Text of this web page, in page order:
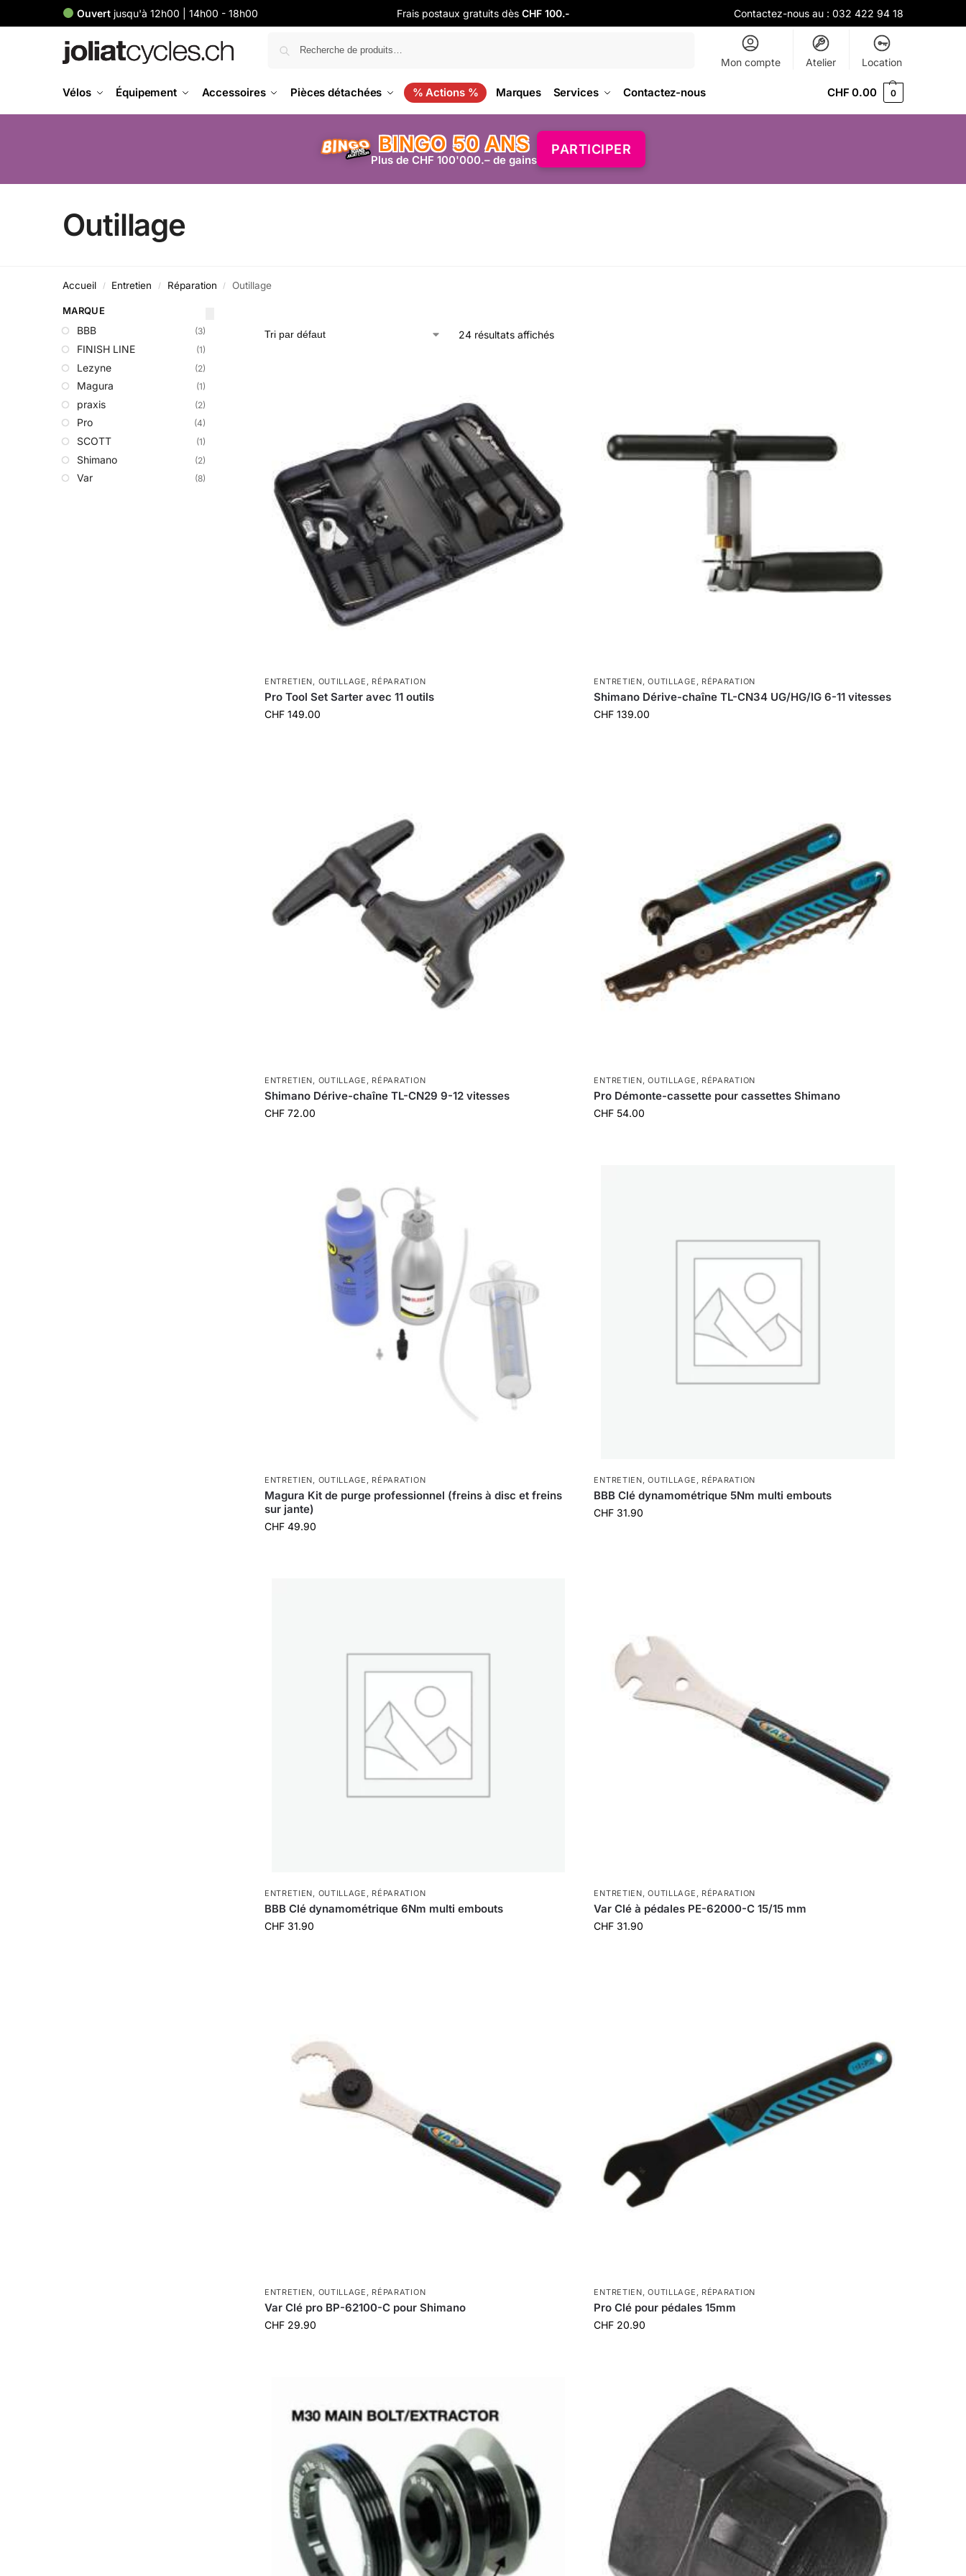
Ouvertjusqu'à 12h00 | 14h00 - 18h00 Frais postaux gratuits dèsCHF 100.- Contactez-nous au : 032 422 94 18
Mon compte Atelier Location
Vélos Équipement Accessoires Pièces détachées % Actions % Marques Services Contactez-nous CHF 0.00 0
BINGO 50 ANS
Plus de CHF 100'000.– de gains
PARTICIPER
Outillage
Accueil / Entretien / Réparation / Outillage
24 résultats affichés
ENTRETIEN OUTILLAGE RÉPARATION
Pro Tool Set Sarter avec 11 outils
CHF149.00
ENTRETIEN ,OUTILLAGE RÉPARATION
Shimano Dérive-chaîne TL-CN34 UG/HG/IG 6-11 vitesses
CHF 139.00
ENTRETIEN, OUTILLAGE , RÉPARATION
Shimano Dérive-chaîne TL-CN29 9-12 vitesses
CHF72.00
ENTRETIEN,OUTILLAGE , RÉPARATION
Pro Démonte-cassette pour cassettes Shimano
CHF 54.00
ENTRETIEN, OUTILLAGE , RÉPARATION
Magura Kit de purge professionnel (freins à disc et freins
sur jante)
CHF49.90
ENTRETIEN,OUTILLAGE , RÉPARATION
BBB Clé dynamométrique 5Nm multi embouts
CHF 31.90
ENTRETIEN OUTILLAGE RÉPARATION
BBB Clé dynamométrique 6Nm multi embouts
CHF31.90
ENTRETIEN ,OUTILLAGE RÉPARATION
Var Clé à pédales PE-62000-C 15/15 mm
CHF 31.90
ENTRETIEN, OUTILLAGE , RÉPARATION
Var Clé pro BP-62100-C pour Shimano
CHF29.90
ENTRETIEN,OUTILLAGE , RÉPARATION
Pro Clé pour pédales 15mm
CHF 20.90
MARQUE
BBB (3)
FINISH LINE (1)
Lezyne (2)
Magura (1)
praxis (2)
Pro (4)
SCOTT (1)
Shimano (2)
Var (8)